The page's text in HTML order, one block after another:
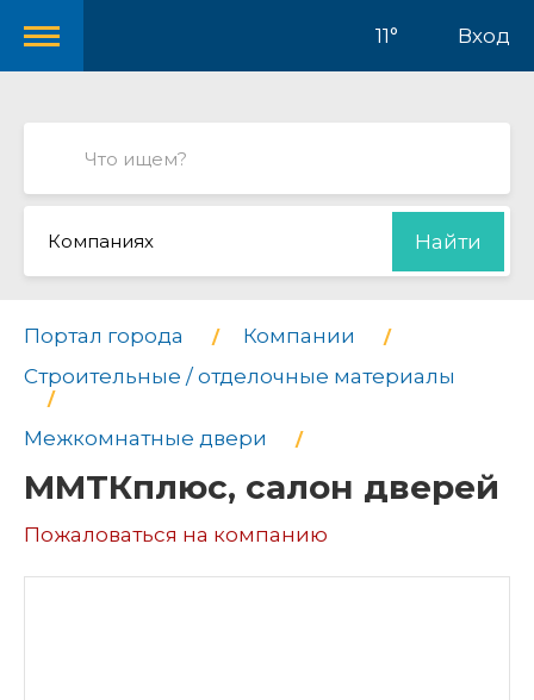
11° Вход
Компаниях Найти
Портал города
Компании
Строительные / отделочные материалы
Межкомнатные двери
ММТКплюс, салон дверей
Пожаловаться на компанию